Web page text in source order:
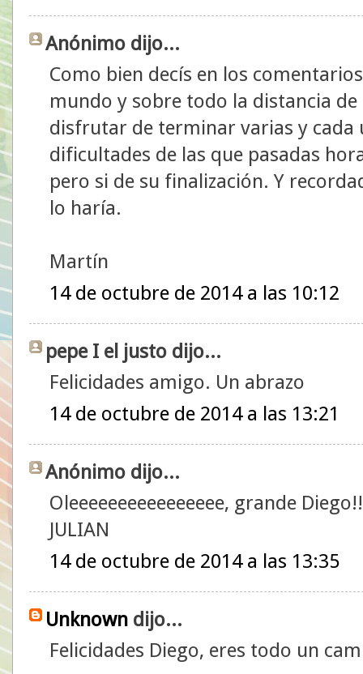
Anónimo dijo...
Como bien decís en los
mundo y sobre todo la distancia
disfrutar de terminar varias y cada
dificultades de las que pasadas
pero si de su finalización. Y
lo haría.
Martín
14 de octubre de 2014 a las 10:12
pepe I el justo dijo...
Felicidades amigo. Un abrazo
14 de octubre de 2014 a las 13:21
Anónimo dijo...
Oleeeeeeeeeeeeeeee, grande
JULIAN
14 de octubre de 2014 a las 13:35
Unknown dijo...
Felicidades Diego, eres todo un